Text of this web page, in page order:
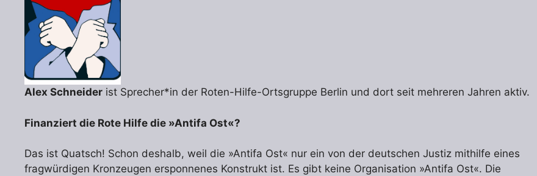
Alex Schneider ist Sprecher*in der Roten-Hilfe-Ortsgruppe Berlin und dort seit mehreren Jahren aktiv.
Finanziert die Rote Hilfe die »Antifa Ost«?
Das ist Quatsch! Schon deshalb, weil die »Antifa Ost« nur ein von der deutschen Justiz mithilfe eines
fragwürdigen Kronzeugen ersponnenes Kon­strukt ist. Es gibt keine Organisation »Antifa Ost«. Die